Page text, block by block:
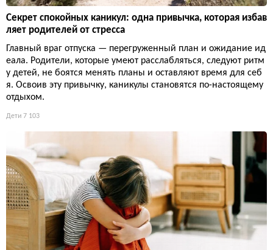
Секрет спокойных каникул: одна привычка, которая избав
ляет родителей от стресса
Главный враг отпуска — перегруженный план и ожидание ид
еала. Родители, которые умеют расслабляться, следуют ритм
у детей, не боятся менять планы и оставляют время для себ
я. Освоив эту привычку, каникулы становятся по-настоящему
отдыхом.
Дети 7 103